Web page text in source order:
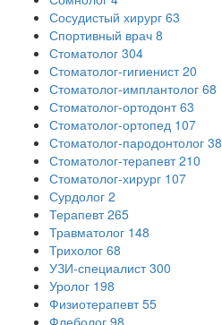
Сосудистый хирург 63
Спортивный врач 8
Стоматолог 304
Стоматолог-гигиенист 20
Стоматолог-имплантолог 68
Стоматолог-ортодонт 63
Стоматолог-ортопед 107
Стоматолог-пародонтолог 38
Стоматолог-терапевт 210
Стоматолог-хирург 107
Сурдолог 2
Терапевт 265
Травматолог 148
Трихолог 68
УЗИ-специалист 300
Уролог 198
Физиотерапевт 55